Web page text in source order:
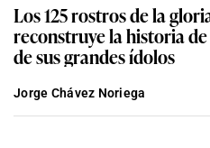
Los 125 rostros de la
reconstruye la historia
de sus grandes ídolos
Jorge Chávez Noriega